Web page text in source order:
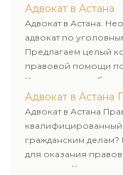
лиц.
Адвокат в Астана
Адвокат в Астана.
адвокат по
Предлагаем целый
правовой помощи
Комплексное
лиц.
Адвокат в Астана
Адвокат в Астана
гражданским
для оказания
клиентам.